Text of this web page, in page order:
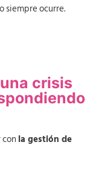
siempre ocurre.
crisis
la gestión de